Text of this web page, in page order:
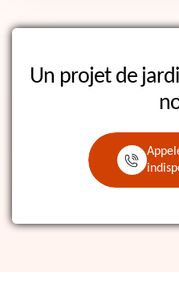
Un projet de